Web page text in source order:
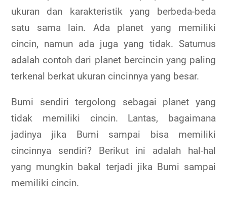
ukuran dan karakteristik yang berbeda-beda
satu sama lain. Ada planet yang memiliki
cincin, namun ada juga yang tidak. Saturnus
adalah contoh dari planet bercincin yang paling
terkenal berkat ukuran cincinnya yang besar.
Bumi sendiri tergolong sebagai planet yang
tidak memiliki cincin. Lantas, bagaimana
jadinya jika Bumi sampai bisa memiliki
cincinnya sendiri? Berikut ini adalah hal-hal
yang mungkin bakal terjadi jika Bumi sampai
memiliki cincin.